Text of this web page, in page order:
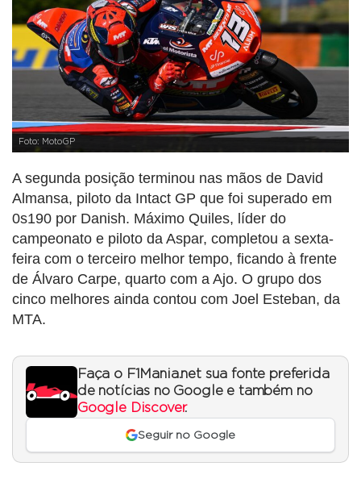
Foto: MotoGP
A segunda posição terminou nas mãos de David
Almansa, piloto da Intact GP que foi superado em
0s190 por Danish. Máximo Quiles, líder do
campeonato e piloto da Aspar, completou a sexta-
feira com o terceiro melhor tempo, ficando à frente
de Álvaro Carpe, quarto com a Ajo. O grupo dos
cinco melhores ainda contou com Joel Esteban, da
MTA.
Faça o F1Mania.net sua fonte preferida
de notícias no Google e também no
Google Discover.
Seguir no Google